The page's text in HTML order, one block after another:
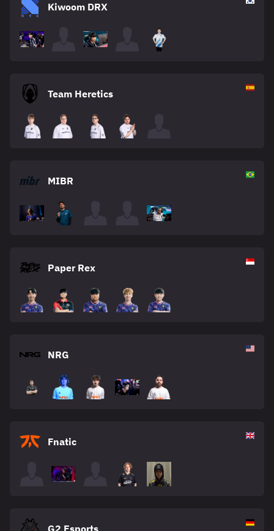
Kiwoom DRX
Team Heretics
MIBR
Paper Rex
NRG
Fnatic
G2 Esports